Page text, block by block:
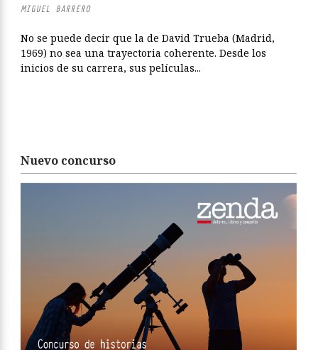
MIGUEL BARRERO
No se puede decir que la de David Trueba (Madrid,
1969) no sea una trayectoria coherente. Desde los
inicios de su carrera, sus películas...
Nuevo concurso